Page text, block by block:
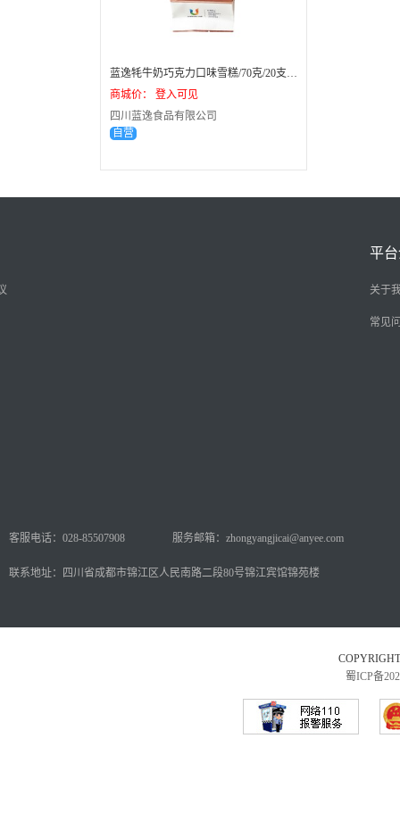
蓝逸牦牛奶巧克力口味雪糕/70克/20支/箱
商城价： 登入可见
四川蓝逸食品有限公司
自营
平
关于
常见
客服电话：028-85507908 服务邮箱：zhongyangjicai@anyee.com
联系地址：四川省成都市锦江区人民南路二段80号锦江宾馆锦苑楼
蜀ICP备